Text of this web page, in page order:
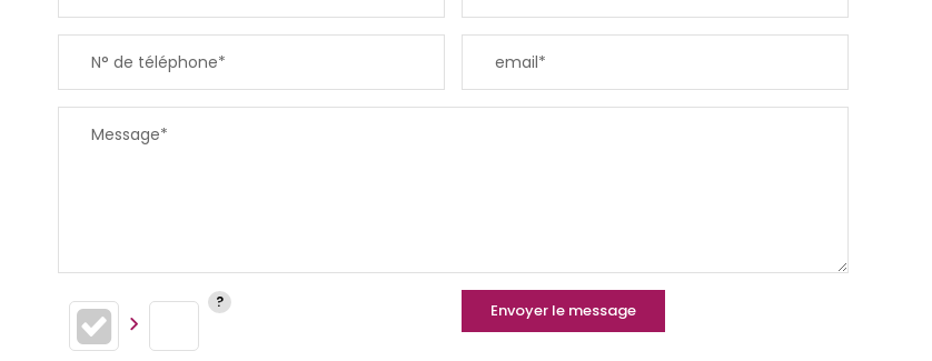
N° de téléphone* email*
Message*
Envoyer le message